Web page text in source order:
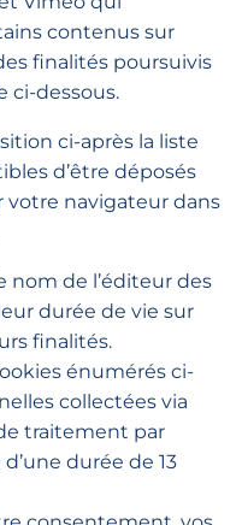
contenus sur
finalités poursuivis
ci-dessous.
ci-après la liste
d’être déposés
votre navigateur dans
nom de l’éditeur des
durée de vie sur
finalités.
énumérés ci-
collectées via
traitement par
durée de 13